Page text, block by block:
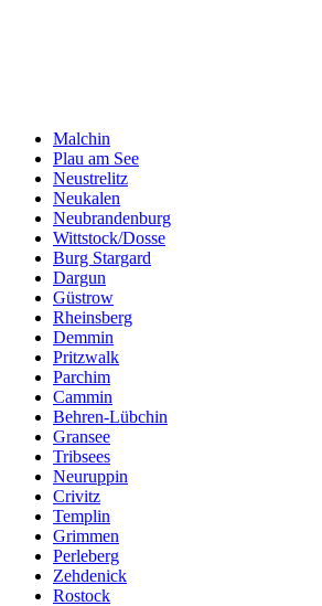
Malchin
Plau am See
Neustrelitz
Neukalen
Neubrandenburg
Wittstock/Dosse
Burg Stargard
Dargun
Güstrow
Rheinsberg
Demmin
Pritzwalk
Parchim
Cammin
Behren-Lübchin
Gransee
Tribsees
Neuruppin
Crivitz
Templin
Grimmen
Perleberg
Zehdenick
Rostock